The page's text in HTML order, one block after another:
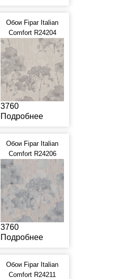
Обои Fipar Italian
Comfort R24204
3760
Подробнее
Обои Fipar Italian
Comfort R24206
3760
Подробнее
Обои Fipar Italian
Comfort R24211